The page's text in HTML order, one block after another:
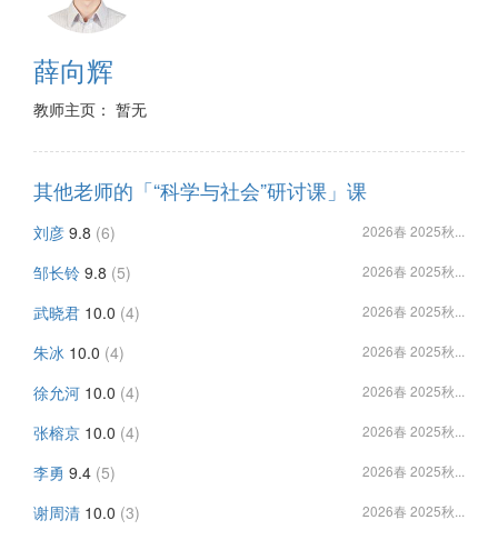
薛向辉
教师主页： 暂无
其他老师的「“科学与社会”研讨课」课
刘彦 9.8 (6) 2026春 2025秋...
邹长铃 9.8 (5) 2026春 2025秋...
武晓君 10.0 (4) 2026春 2025秋...
朱冰 10.0 (4) 2026春 2025秋...
徐允河 10.0 (4) 2026春 2025秋...
张榕京 10.0 (4) 2026春 2025秋...
李勇 9.4 (5) 2026春 2025秋...
谢周清 10.0 (3) 2026春 2025秋...